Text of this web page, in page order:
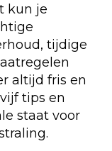
kun je
tijdige
altijd fris en
tips en
staat voor